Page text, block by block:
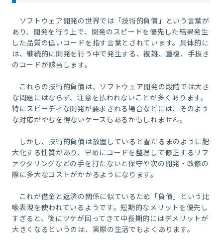
ソフトウェア開発の世界では「技術的負債」という言葉が
あり、開発を行う上で、開発のスピードを優先した結果発生
した品質の低いコードを指す言葉とされています。具体的に
は、継続的に開発を行う中で発生する、複雑、重複、手抜き
のコードが該当します。
これらの技術的負債は、ソフトウェア開発の段階では大き
な問題にはならず、注意を払われないことが多くあります。
特にスピーディな開発が要求される場合などには、そのよう
な対応がやむを得ないケースもあるかもしれません。
しかし、技術的負債は放置していると雪だるまのように肥
大化する性質があり、早めにコードを整理して修正するリフ
ァクタリングなどの手を打たないと保守や次の開発・改修の
際に多大なコストがかかるようになります。
これが借金と返済の関係に似ているため「負債」という比
喩表現を使われているようです。短期的なメリットを優先し
すぎると、後にツケが回ってきて中長期的にはデメリットが
大きくなるというのは、実際の生活でもよくあります。